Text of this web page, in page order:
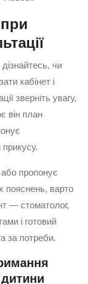
чи
кабінет і
зверніть увагу,
він план
прикусу.
пропонує
пояснень, варто
— стоматолог,
і готовий
за потреби.